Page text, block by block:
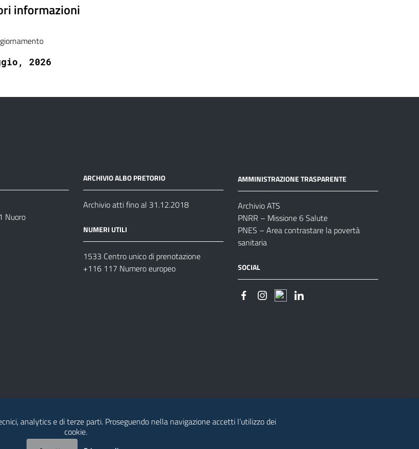
informazioni
2026
Nuoro
ARCHIVIO ALBO PRETORIO
Archivio atti fino al 31.12.2018
NUMERI UTILI
1533 Centro unico di prenotazione
+116 117 Numero europeo
AMMINISTRAZIONE TRASPARENTE
Archivio ATS
PNRR – Missione 6 Salute
PNES – Area contrastare la povertà
sanitaria
SOCIAL
analytics e di terze parti. Proseguendo nella navigazione accetti l’utilizzo dei
cookie.